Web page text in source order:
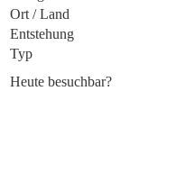
Ort / Land
Entstehung
Typ
Heute besuchbar?